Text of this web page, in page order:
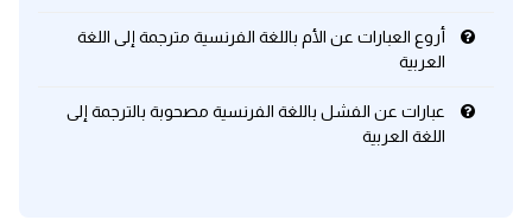
أروع العبارات عن الأم باللغة الفرنسية مترجمة إلى اللغة
العربية
عبارات عن الفشل باللغة الفرنسية مصحوبة بالترجمة إلى
اللغة العربية